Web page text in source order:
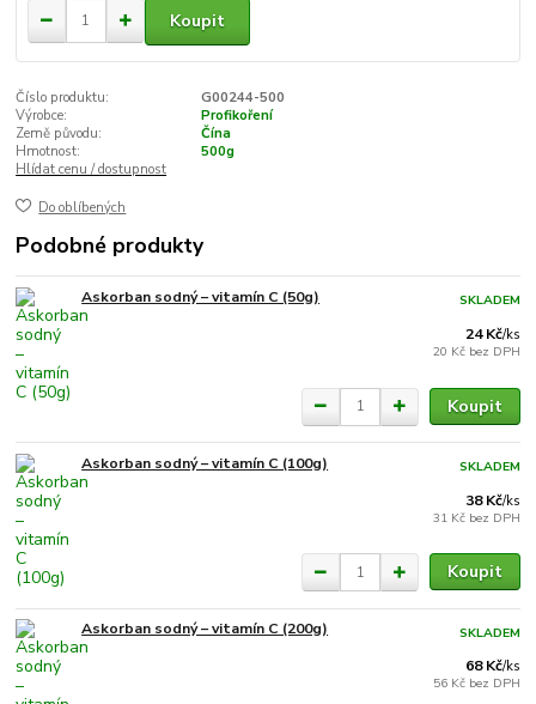
Koupit
Číslo produktu:
G00244-500
Výrobce:
Profikoření
Země původu:
Čína
Hmotnost:
500g
Hlídat cenu / dostupnost
Do oblíbených
Podobné produkty
Askorban sodný – vitamín C (50g)
24 Kč/ks
20 Kč bez DPH
SKLADEM
Koupit
Askorban sodný – vitamín C (100g)
38 Kč/ks
31 Kč bez DPH
SKLADEM
Koupit
Askorban sodný – vitamín C (200g)
68 Kč/ks
56 Kč bez DPH
SKLADEM